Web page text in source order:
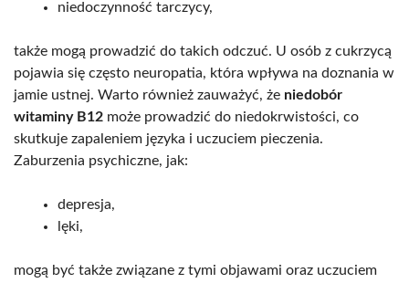
niedoczynność tarczycy,
także mogą prowadzić do takich odczuć. U osób z cukrzycą
pojawia się często neuropatia, która wpływa na doznania w
jamie ustnej. Warto również zauważyć, że niedobór
witaminy B12 może prowadzić do niedokrwistości, co
skutkuje zapaleniem języka i uczuciem pieczenia.
Zaburzenia psychiczne, jak:
depresja,
lęki,
mogą być także związane z tymi objawami oraz uczuciem